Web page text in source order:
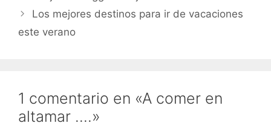
Los mejores destinos para ir de vacaciones
este verano
1 comentario en «A comer en
altamar ….»